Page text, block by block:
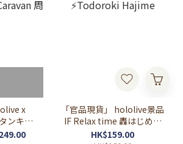
x
ンキャ
「官品現貨」 hololive景品
IF Relax time 轟はじめ🐧
⚡Todoroki Hajime
HK$159.00